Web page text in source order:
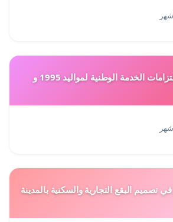
استصدار إعفاء من إلتزامات الخدمة الوطنية لمواليد 1995 و
تصميم البقع التجارية والسكنية بالمدينة